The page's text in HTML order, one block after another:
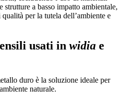
a basso impatto ambientale,
per la tutela dell’ambiente e
usati in widia e
duro è la soluzione ideale per
naturale.